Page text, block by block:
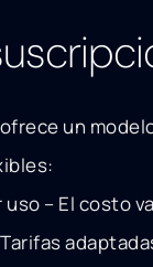
un
uso – El costo
Tarifas